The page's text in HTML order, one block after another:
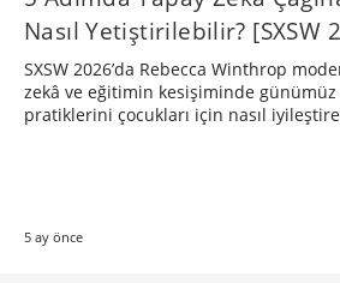
Nasıl Yetiştirilebilir? [SXSW
SXSW 2026’da Rebecca Winthrop
zekâ ve eğitimin kesişiminde
pratiklerini çocukları için nasıl
5 ay önce